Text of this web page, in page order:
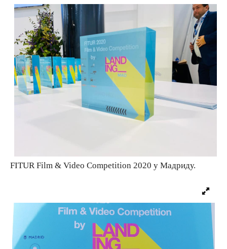
Вјерски туризам
Авантура
Еко туризам
Лов и риболов
Омладински туризам
FITUR Film & Video Competition 2020 у Мадриду.